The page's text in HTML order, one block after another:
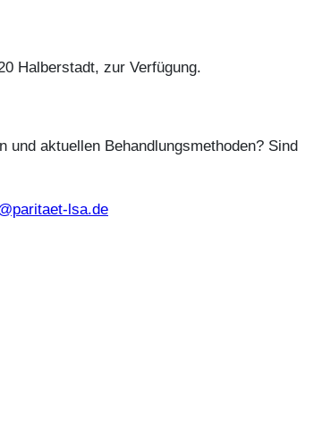
Halberstadt, zur Verfügung.
aktuellen Behandlungsmethoden? Sind
lsa.de